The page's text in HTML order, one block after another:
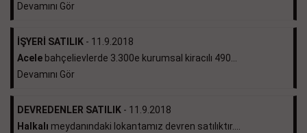
Devamını Gör
İŞYERİ SATILIK - 11.9.2018
Acele bahçelievlerde 3.300e kurumsal kiracılı 490...
Devamını Gör
DEVREDENLER SATILIK - 11.9.2018
Halkalı meydanındaki lokantamız devren satılıktır....